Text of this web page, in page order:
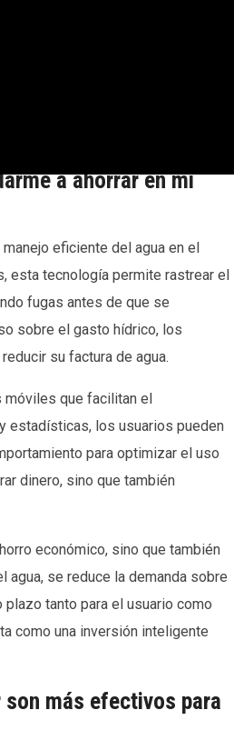
a ahorrar en mi
eficiente del agua en el
esta tecnología permite rastrear el
fugas antes de que se
sobre el gasto hídrico, los
su factura de agua.
móviles que facilitan el
estadísticas, los usuarios pueden
para optimizar el uso
dinero, sino que también
económico, sino que también
agua, se reduce la demanda sobre
tanto para el usuario como
como una inversión inteligente
más efectivos para